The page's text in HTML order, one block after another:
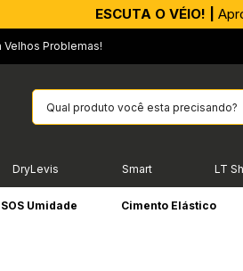
APROVEITE AGORA |
ESCUTA O VÉIO! |
Problemas!
DryLevis Smart LT
SOS Umidade Cimento Elástico